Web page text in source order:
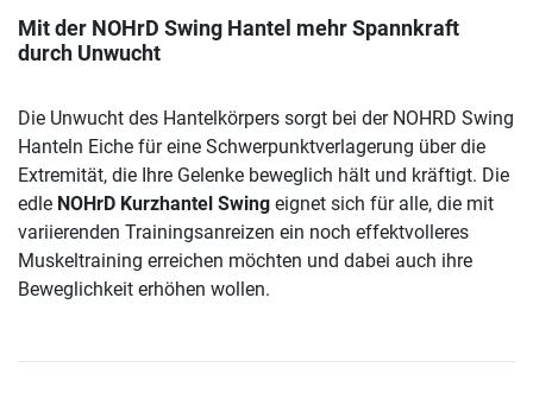
Mit der NOHrD Swing Hantel mehr Spannkraft
durch Unwucht
Die Unwucht des Hantelkörpers sorgt bei der NOHRD Swing
Hanteln Eiche für eine Schwerpunktverlagerung über die
Extremität, die Ihre Gelenke beweglich hält und kräftigt. Die
edle NOHrD Kurzhantel Swing eignet sich für alle, die mit
variierenden Trainingsanreizen ein noch effektvolleres
Muskeltraining erreichen möchten und dabei auch ihre
Beweglichkeit erhöhen wollen.